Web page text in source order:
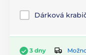
Dárková
3 dny